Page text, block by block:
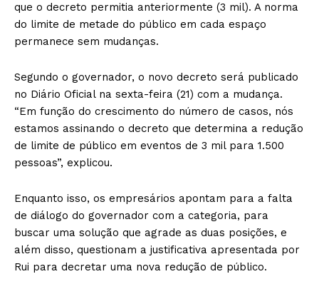
que o decreto permitia anteriormente (3 mil). A norma
do limite de metade do público em cada espaço
permanece sem mudanças.
Segundo o governador, o novo decreto será publicado
no Diário Oficial na sexta-feira (21) com a mudança.
“Em função do crescimento do número de casos, nós
estamos assinando o decreto que determina a redução
de limite de público em eventos de 3 mil para 1.500
pessoas”, explicou.
Enquanto isso, os empresários apontam para a falta
de diálogo do governador com a categoria, para
buscar uma solução que agrade as duas posições, e
além disso, questionam a justificativa apresentada por
Rui para decretar uma nova redução de público.